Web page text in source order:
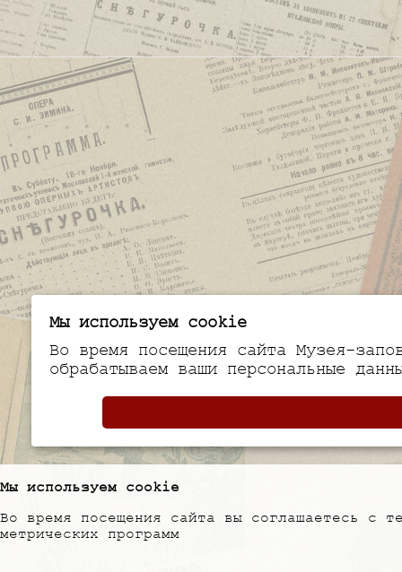
Мы используем cookie
Во время посещения сайта вы соглашаетесь с
метрических программ
Мы используем cookie
Во время посещения сайта Музея-
обрабатываем ваши персональные